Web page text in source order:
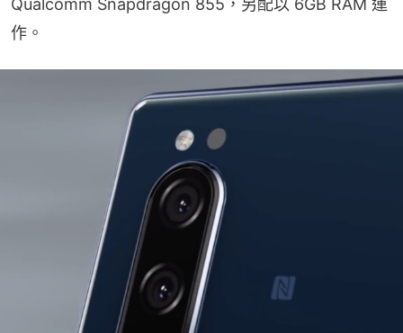
作。